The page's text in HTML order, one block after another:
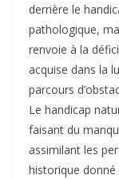
derrière le
pathologique,
renvoie à la
acquise dans la
parcours
Le handicap
faisant du
assimilant les
historique donné